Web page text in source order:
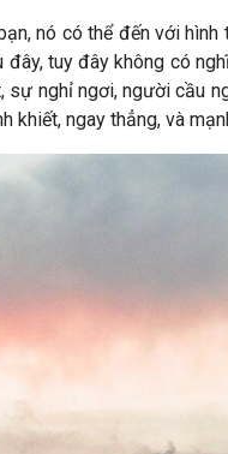
nó có thể đến với
tuy đây không có
sự nghỉ ngơi, người cầu
khiết, ngay thẳng, và